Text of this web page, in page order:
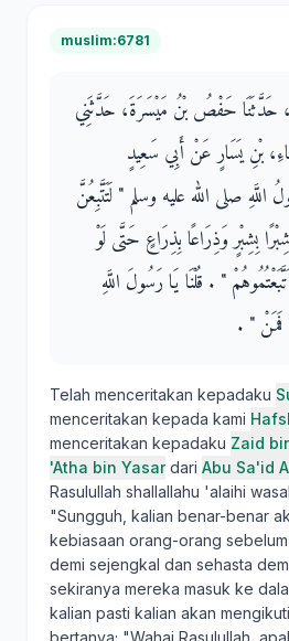
muslim:6781
حَدَّثَنَا حَفْصُ بْنُ مَيْسَرَةَ، حَدَّثَنِي
بْنِ يَسَارٍ عَنْ أَبِي سَعِيدٍ
صلى الله عليه وسلم ‏"‏ لَتَتَّبِعُنَّ
بِشِبْرٍ وَذِرَاعًا بِذِرَاعٍ حَتَّى لَوْ
‏"‏ ‏.‏ قُلْنَا يَا رَسُولَ اللَّهِ
فَمَنْ ‏"‏ ‏.‏
Telah menceritakan kepadaku
menceritakan kepada kami
menceritakan kepadaku Zaid
'Atha bin Yasardari Abu Sa'id
Rasulullah shallallahu 'alaihi
"Sungguh, kalian benar-benar
kebiasaan orang-orang
demi sejengkal dan sehasta
sekiranya mereka masuk ke
kalian pasti kalian akan
bertanya; "Wahai Rasulullah,